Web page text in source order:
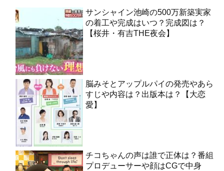
サンシャイン池崎の500万新築実家
の着工や完成はいつ？完成図は？
【桜井・有吉THE夜会】
脳みそとアップルパイの発売やあら
すじや内容は？出版本は？【大恋
愛】
チコちゃんの声は誰で正体は？番組
プロデューサーや顔はCGで中身